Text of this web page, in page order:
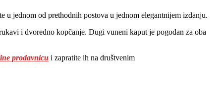
jednom od prethodnih postova u jednom elegantnijem izdanju.
i dvoredno kopčanje. Dugi vuneni kaput je pogodan za oba
prodavnicu i zapratite ih na društvenim